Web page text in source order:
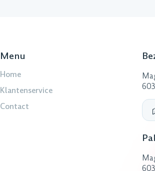
Menu
Home
Klantenservice
Contact